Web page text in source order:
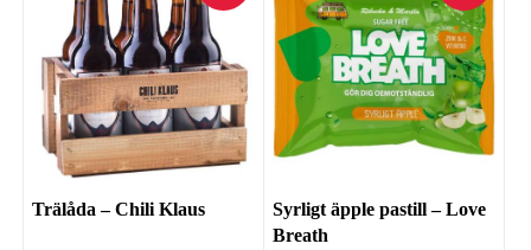
Trälåda – Chili Klaus
Syrligt äpple pastill – Love
Breath